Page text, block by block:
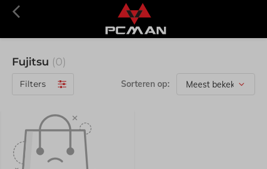
Fujitsu (0)
Filters Sorteren op: